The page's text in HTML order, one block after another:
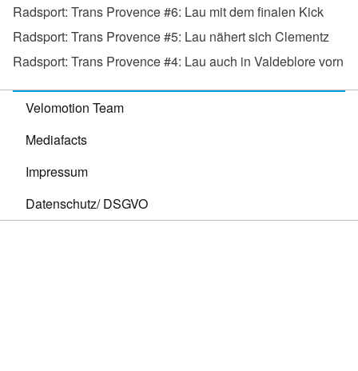
Radsport: Trans Provence #6: Lau mit dem finalen Kick
Radsport: Trans Provence #5: Lau nähert sich Clementz
Radsport: Trans Provence #4: Lau auch in Valdeblore vorn
Velomotion Team
Mediafacts
Impressum
Datenschutz/ DSGVO